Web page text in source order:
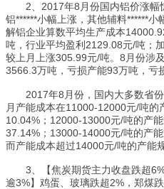
2、2017年8月份国内铝价涨幅
铝******小幅上涨，其他辅料******
解铝企业算数平均生产成本
吨，行业平均盈利2129.08元/吨；
较上月上涨305.99元/吨。8月份涉
3566.3万吨，亏损产能93万吨，亏
2017年8月份，国内大多数省份
月产能成本在11000-12000元/吨的
10.04%；12000-13000元/吨的产
37.14%；13000-14000元/吨的产
而产能成本超过14000元/吨的产能
3、【焦炭期货主力收盘跌超6%
逾3%】鸡蛋、玻璃跌超2%，郑煤